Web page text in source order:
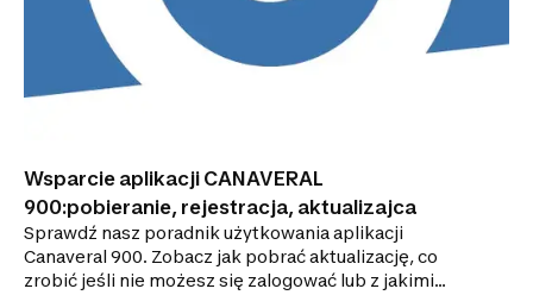
Wsparcie aplikacji CANAVERAL
900:pobieranie, rejestracja, aktualizajca
Sprawdź nasz poradnik użytkowania aplikacji
Canaveral 900. Zobacz jak pobrać aktualizację, co
zrobić jeśli nie możesz się zalogować lub z jakimi